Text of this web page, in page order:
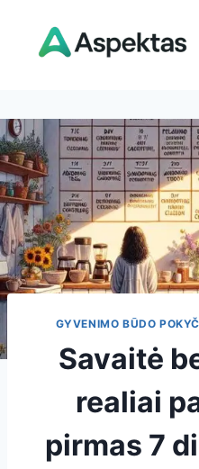
content
GYVENIMO BŪDO
Savaitė
realiai
pirmas 7